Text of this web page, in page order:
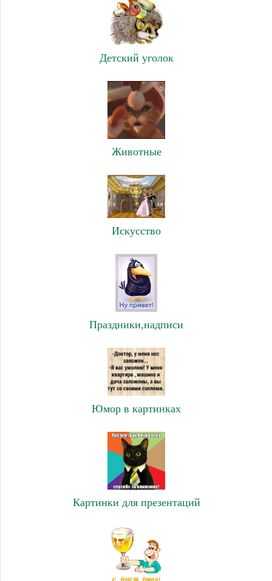
Детский уголок
Животные
Искусство
Праздники,надписи
Юмор в картинках
Картинки для презентаций